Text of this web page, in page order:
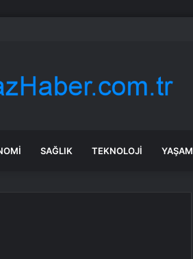
yeni uygulama devreye girdi
SAĞLIK TEKNOLOJI YAŞAM